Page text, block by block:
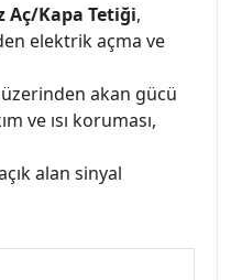
Aç/Kapa Tetiği,
elektrik açma ve
üzerinden akan gücü
ve ısı koruması,
alan sinyal